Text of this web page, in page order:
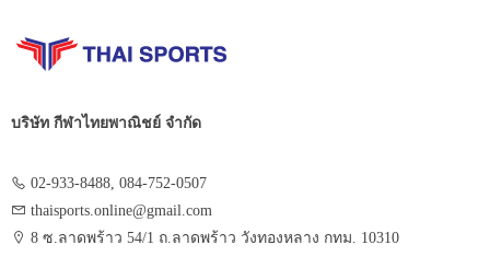
บริษัท กีฬาไทยพาณิชย์ จำกัด
02-933-8488, 084-752-0507
thaisports.online@gmail.com
8 ซ.ลาดพร้าว 54/1 ถ.ลาดพร้าว วังทองหลาง กทม. 10310